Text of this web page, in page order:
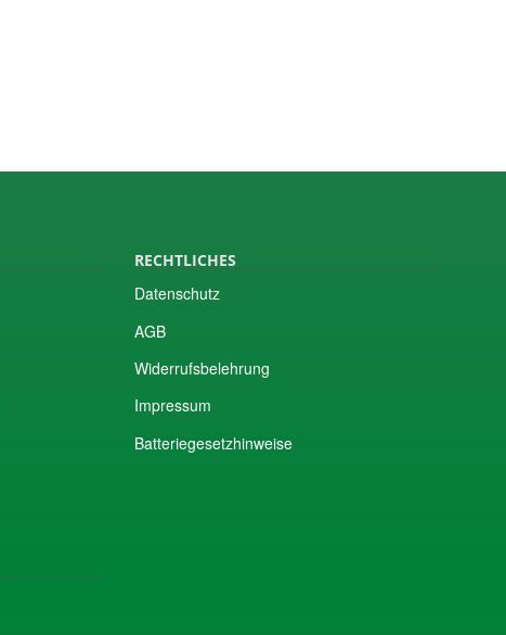
RECHTLICHES
Datenschutz
AGB
Widerrufsbelehrung
Impressum
Batteriegesetzhinweise